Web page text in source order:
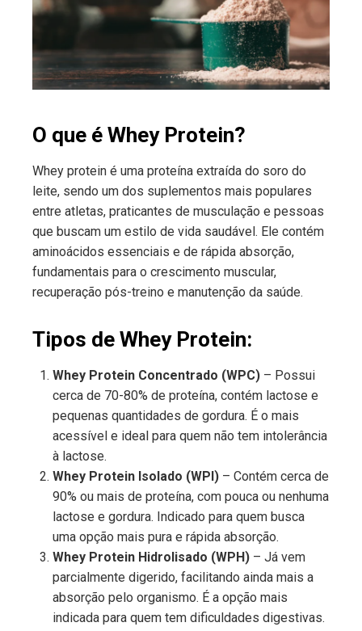
O que é Whey Protein?
Whey protein é uma proteína extraída do soro do
leite, sendo um dos suplementos mais populares
entre atletas, praticantes de musculação e pessoas
que buscam um estilo de vida saudável. Ele contém
aminoácidos essenciais e de rápida absorção,
fundamentais para o crescimento muscular,
recuperação pós-treino e manutenção da saúde.
Tipos de Whey Protein:
Whey Protein Concentrado (WPC) – Possui
cerca de 70-80% de proteína, contém lactose e
pequenas quantidades de gordura. É o mais
acessível e ideal para quem não tem intolerância
à lactose.
Whey Protein Isolado (WPI) – Contém cerca de
90% ou mais de proteína, com pouca ou nenhuma
lactose e gordura. Indicado para quem busca
uma opção mais pura e rápida absorção.
Whey Protein Hidrolisado (WPH) – Já vem
parcialmente digerido, facilitando ainda mais a
absorção pelo organismo. É a opção mais
indicada para quem tem dificuldades digestivas.